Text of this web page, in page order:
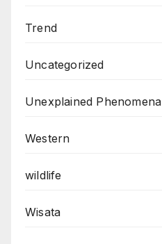
Trend
Uncategorized
Unexplained Phenomena
Western
wildlife
Wisata